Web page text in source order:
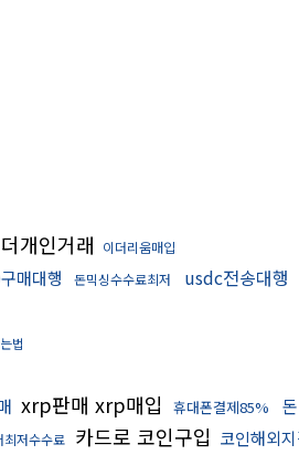
개인거래 이더리움매입
매대행 돈믹싱수수료최저 usdc전송대행
법
xrp판매 xrp매입 휴대폰결제85%
최저수수료 카드로 코인구입 코인해외